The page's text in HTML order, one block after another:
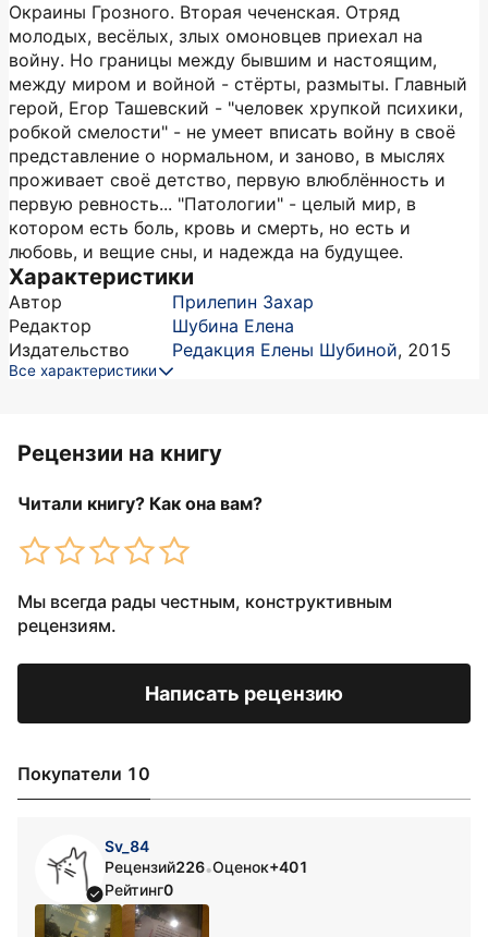
Окраины Грозного. Вторая чеченская. Отряд
молодых, весёлых, злых омоновцев приехал на
войну. Но границы между бывшим и настоящим,
между миром и войной - стёрты, размыты. Главный
герой, Егор Ташевский - "человек хрупкой психики,
робкой смелости" - не умеет вписать войну в своё
представление о нормальном, и заново, в мыслях
проживает своё детство, первую влюблённость и
первую ревность... "Патологии" - целый мир, в
котором есть боль, кровь и смерть, но есть и
любовь, и вещие сны, и надежда на будущее.
Характеристики
Автор
Прилепин Захар
Редактор
Шубина Елена
Издательство
Редакция Елены Шубиной, 2015
Все характеристики
Рецензии на книгу
Читали книгу? Как она вам?
Мы всегда рады честным, конструктивным
рецензиям.
Написать рецензию
Покупатели 10
Sv_84
Рецензий226•Оценок+401
Рейтинг0